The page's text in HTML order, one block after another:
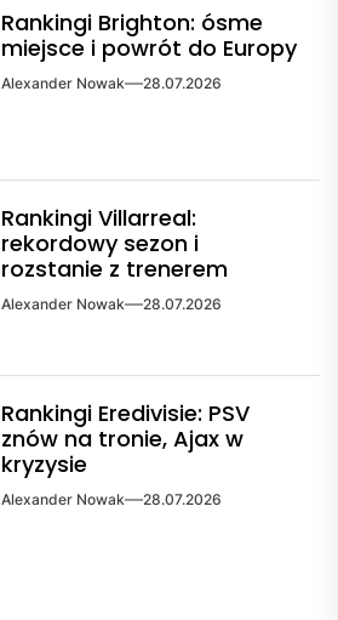
Rankingi Brighton: ósme
miejsce i powrót do Europy
Alexander Nowak 28.07.2026
Rankingi Villarreal:
rekordowy sezon i
rozstanie z trenerem
Alexander Nowak 28.07.2026
Rankingi Eredivisie: PSV
znów na tronie, Ajax w
kryzysie
Alexander Nowak 28.07.2026